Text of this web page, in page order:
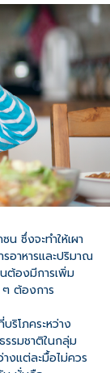
ซึ่งจะทำให้เผา
อาหารและปริมาณ
ต้องมีการเพิ่ม
ๆ ต้องการ
ริโภคระหว่าง
รรมชาติในกลุ่ม
งแต่ละมื้อไม่ควร